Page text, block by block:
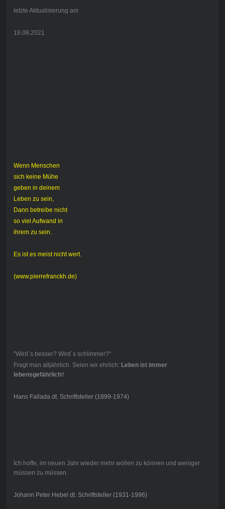
letzte Aktualisierung am
18.08.2021
Wenn Menschen
sich keine Mühe
geben in deinem
Leben zu sein,
Dann betreibe nicht
so viel Aufwand in
ihrem zu sein.
Es ist es meist nicht wert.
(www.pierrefranckh.de)
"Wird´s besser? Wird´s schlimmer?"
Fragt man alljährlich. Seien wir ehrlich: Leben ist immer
lebensgefährlich!!
Hans Fallada dt. Schriftsteller (1899-1974)
Ich hoffe, im neuen Jahr wieder mehr wollen zu können und weniger
müssen zu müssen.
Johann Peter Hebel dt. Schriftsteller (1931-1996)